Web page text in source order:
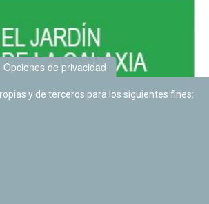
Opciones de privacidad
y de terceros para los siguientes fines: